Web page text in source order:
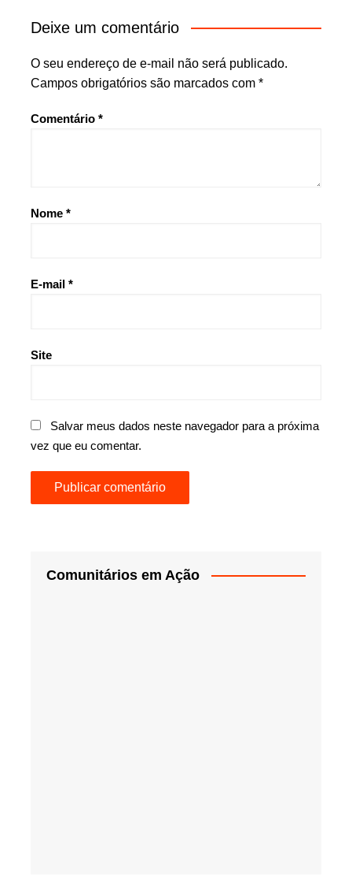
Deixe um comentário
O seu endereço de e-mail não será publicado.
Campos obrigatórios são marcados com *
Comentário *
Nome *
E-mail *
Site
Salvar meus dados neste navegador para a próxima
vez que eu comentar.
Comunitários em Ação